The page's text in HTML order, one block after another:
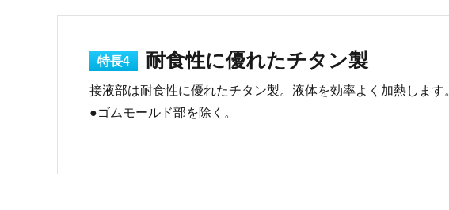
特長4 耐食性に優れたチタン製
接液部は耐食性に優れたチタン製。液体を効率よく加熱します。
●ゴムモールド部を除く。